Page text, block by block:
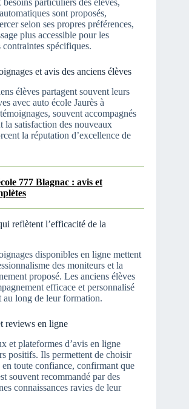
sont proposés,
selon ses propres préférences,
plus accessible pour les
contraintes spécifiques.
et avis des anciens élèves
élèves partagent souvent leurs
avec auto école Jaurès à
souvent accompagnés
la satisfaction des nouveaux
la réputation d’excellence de
777 Blagnac : avis et
reflètent l’efficacité de la
disponibles en ligne mettent
des moniteurs et la
proposé. Les anciens élèves
efficace et personnalisé
au long de leur formation.
reviews en ligne
et plateformes d’avis en ligne
positifs. Ils permettent de choisir
en toute confiance, confirmant que
souvent recommandé par des
connaissances ravies de leur